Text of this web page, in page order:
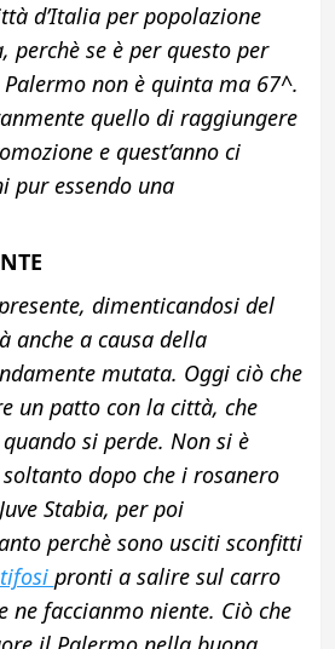
d’Italia per popolazione
perchè se è per questo per
non è quinta ma 67^.
quello di raggiungere
e quest’anno ci
pur essendo una
dimenticandosi del
anche a causa della
mutata. Oggi ciò che
un patto con la città, che
si perde. Non si è
dopo che i rosanero
Stabia, per poi
perchè sono usciti sconfitti
pronti a salire sul carro
ne faccianmo niente. Ciò che